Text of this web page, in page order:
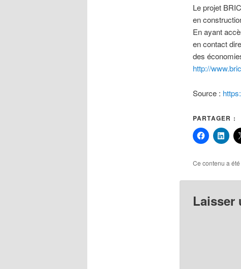
Le projet
en
En ayant
en contact
des
http://
Source :
PARTAGER :
Ce contenu a
Laisser